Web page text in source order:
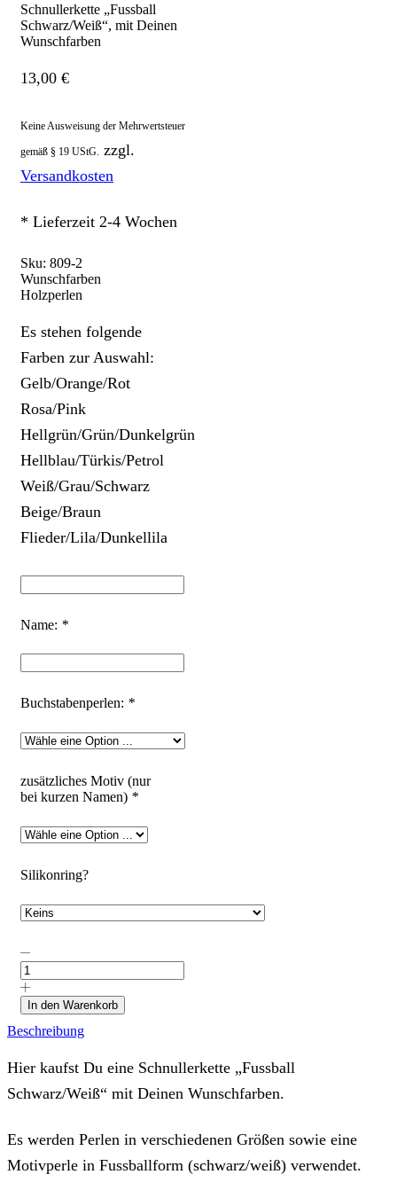
Schnullerkette „Fussball
Schwarz/Weiß“, mit Deinen
Wunschfarben
13,00 €
Keine Ausweisung der Mehrwertsteuer
gemäß § 19 UStG. zzgl.
Versandkosten
* Lieferzeit 2-4 Wochen
Sku: 809-2
Wunschfarben
Holzperlen
Es stehen folgende
Farben zur Auswahl:
Gelb/Orange/Rot
Rosa/Pink
Hellgrün/Grün/Dunkelgrün
Hellblau/Türkis/Petrol
Weiß/Grau/Schwarz
Beige/Braun
Flieder/Lila/Dunkellila
Name: *
Buchstabenperlen: *
zusätzliches Motiv (nur
bei kurzen Namen) *
Silikonring?
Schnullerkette
Schwarz/Weiß",
mit
Deinen
Wunschfarben
In den Warenkorb
Beschreibung
Hier kaufst Du eine Schnullerkette „Fussball
Schwarz/Weiß“ mit Deinen Wunschfarben.
Es werden Perlen in verschiedenen Größen sowie eine
Motivperle in Fussballform (schwarz/weiß) verwendet.